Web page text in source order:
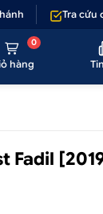
lỗi hoặc khôngTra cứu
hàng
0
Fadil